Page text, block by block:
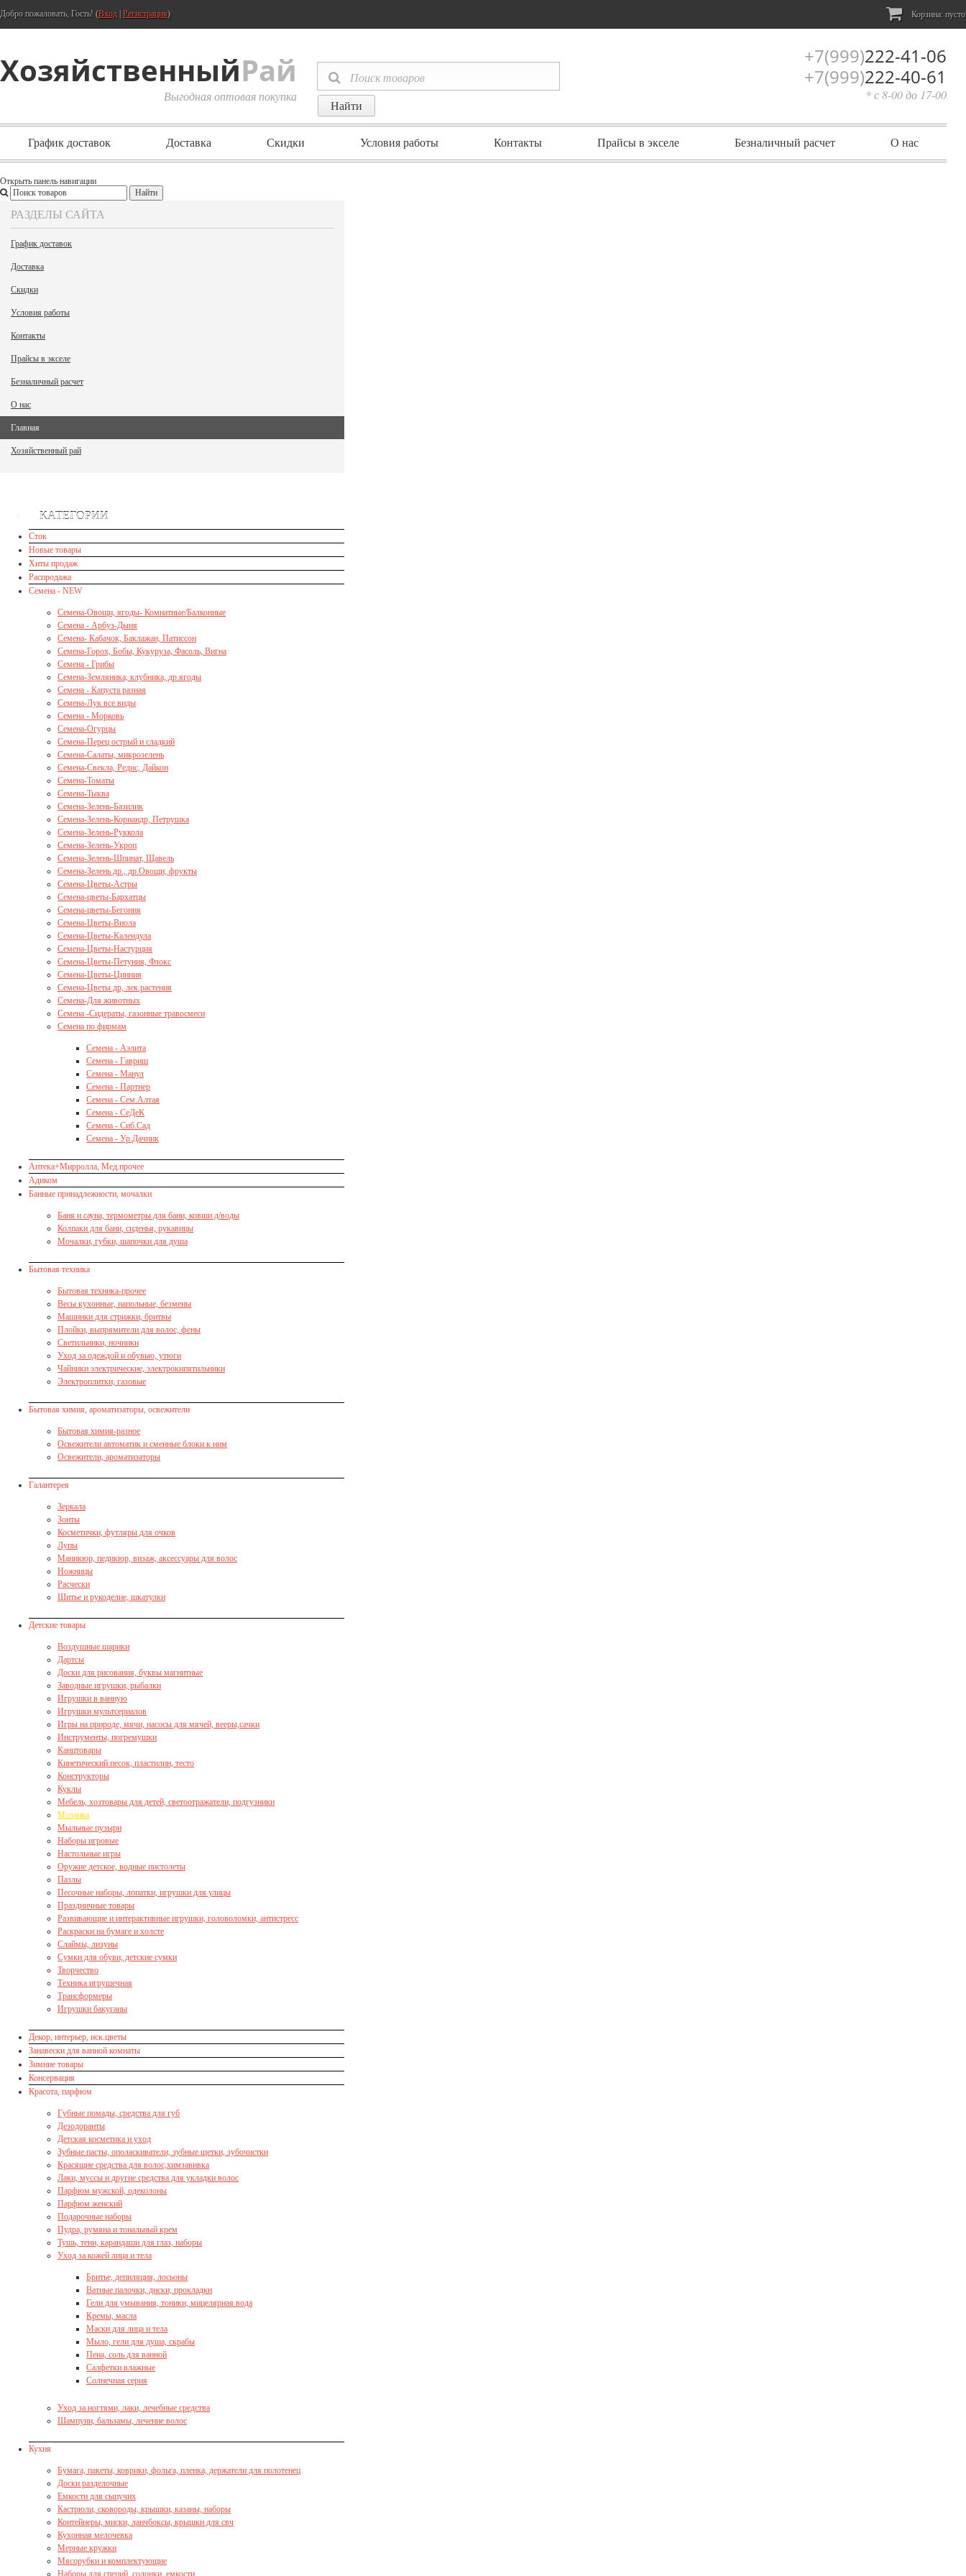
Добро пожаловать, Гость! (Вход Регистрация) Корзина: пусто
ХозяйственныйРай
Выгодная оптовая покупка
+7(999)222-41-06
+7(999)222-40-61
* с 8-00 до 17-00
График доставок Доставка Скидки Условия работы Контакты Прайсы в экселе Безналичный расчет О нас
Открыть панель навигации
РАЗДЕЛЫ САЙТА
График доставок
Доставка
Скидки
Условия работы
Контакты
Прайсы в экселе
Безналичный расчет
О нас
Главная
Хозяйственный рай
КАТЕГОРИИ
Сток
Новые товары
Хиты продаж
Распродажа
Семена - NEW
Семена-Овощи, ягоды- Комнатные/Балконные
Семена - Арбуз-Дыня
Семена- Кабачок, Баклажан, Патиссон
Семена-Горох, Бобы, Кукуруза, Фасоль, Вигна
Семена - Грибы
Семена-Земляника, клубника, др.ягоды
Семена - Капуста разная
Семена-Лук все виды
Семена - Морковь
Семена-Огурцы
Семена-Перец острый и сладкий
Семена-Салаты, микрозелень
Семена-Свекла, Редис, Дайкон
Семена-Томаты
Семена-Тыква
Семена-Зелень-Базилик
Семена-Зелень-Кориандр, Петрушка
Семена-Зелень-Руккола
Семена-Зелень-Укроп
Семена-Зелень-Шпинат, Щавель
Семена-Зелень др., др.Овощи, фрукты
Семена-Цветы-Астры
Семена-цветы-Бархатцы
Семена-цветы-Бегония
Семена-Цветы-Виола
Семена-Цветы-Календула
Семена-Цветы-Настурция
Семена-Цветы-Петуния, Флокс
Семена-Цветы-Цинния
Семена-Цветы др, лек.растения
Семена-Для животных
Семена -Сидераты, газонные травосмеси
Семена по фирмам
Семена - Аэлита
Семена - Гавриш
Семена - Манул
Семена - Партнер
Семена - Сем.Алтая
Семена - СеДеК
Семена - Сиб.Сад
Семена - Ур.Дачник
Аптека+Мирролла, Мед.прочее
Адиком
Банные принадлежности, мочалки
Баня и сауна, термометры для бани, ковши д/воды
Колпаки для бани, сиденья, рукавицы
Мочалки, губки, шапочки для душа
Бытовая техника
Бытовая техника-прочее
Весы кухонные, напольные, безмены
Машинки для стрижки, бритвы
Плойки, выпрямители для волос, фены
Светильники, ночники
Уход за одеждой и обувью, утюги
Чайники электрические, электрокипятильники
Электроплитки, газовые
Бытовая химия, ароматизаторы, освежители
Бытовая химия-разное
Освежители автоматик и сменные блоки к ним
Освежители, ароматизаторы
Галантерея
Зеркала
Зонты
Косметички, футляры для очков
Лупы
Маникюр, педикюр, визаж, аксессуары для волос
Ножницы
Расчески
Шитье и рукоделие, шкатулки
Детские товары
Воздушные шарики
Дартсы
Доски для рисования, буквы магнитные
Заводные игрушки, рыбалки
Игрушки в ванную
Игрушки мультсериалов
Игры на природе, мячи, насосы для мячей, вееры,сачки
Инструменты, погремушки
Канцтовары
Кинетический песок, пластилин, тесто
Конструкторы
Куклы
Мебель, хозтовары для детей, светоотражатели, подгузники
Мозаика
Мыльные пузыри
Наборы игровые
Настольные игры
Оружие детское, водные пистолеты
Пазлы
Песочные наборы, лопатки, игрушки для улицы
Праздничные товары
Развивающие и интерактивные игрушки, головоломки, антистресс
Раскраски на бумаге и холсте
Слаймы, лизуны
Сумки для обуви, детские сумки
Творчество
Техника игрушечная
Трансформеры
Игрушки бакуганы
Декор, интерьер, иск.цветы
Занавески для ванной комнаты
Зимние товары
Консервация
Красота, парфюм
Губные помады, средства для губ
Дезодоранты
Детская косметика и уход
Зубные пасты, ополаскиватели, зубные щетки, зубочистки
Красящие средства для волос,химзавивка
Лаки, муссы и другие средства для укладки волос
Парфюм мужской, одеколоны
Парфюм женский
Подарочные наборы
Пудра, румяна и тональный крем
Тушь, тени, карандаши для глаз, наборы
Уход за кожей лица и тела
Бритье, депиляция, лосьоны
Ватные палочки, диски, прокладки
Гели для умывания, тоники, мицелярная вода
Кремы, масла
Маски для лица и тела
Мыло, гели для душа, скрабы
Пена, соль для ванной
Салфетки влажные
Солнечная серия
Уход за ногтями, лаки, лечебные средства
Шампуни, бальзамы, лечение волос
Кухня
Бумага, пакеты, коврики, фольга, пленка, держатели для полотенец
Доски разделочные
Емкости для сыпучих
Кастрюли, сковороды, крышки, казаны, наборы
Контейнеры, миски, ланчбоксы, крышки для свч
Кухонная мелочевка
Мерные кружки
Мясорубки и комплектующие
Наборы для специй, солонки, емкости